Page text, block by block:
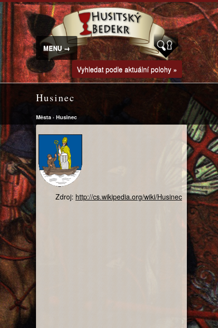
MENU →
Vyhledat podle aktuální polohy »
Husinec
Města › Husinec
Zdroj: http://cs.wikipedia.org/wiki/Husinec